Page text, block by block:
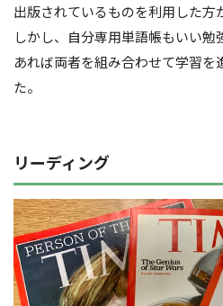
出版されているものを利用した方
しかし、自分専用単語帳もいい
あれば両者を組み合わせて学習を
た。
リーディング